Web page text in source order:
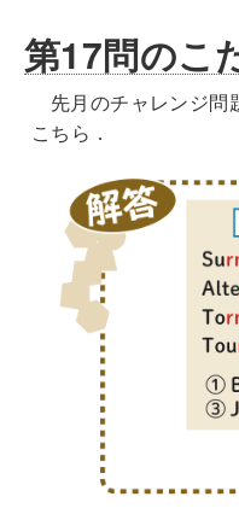
第17問のこ
先月のチャレンジ問
こちら．